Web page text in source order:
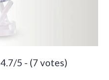
4.7/5 - (7 votes)